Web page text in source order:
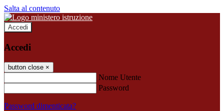
Salta al contenuto
Accedi
Accedi
button close ×
Nome Utente
Password
Password dimenticata?